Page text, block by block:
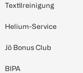
Textilreinigung
Helium-Service
Jö Bonus Club
BIPA